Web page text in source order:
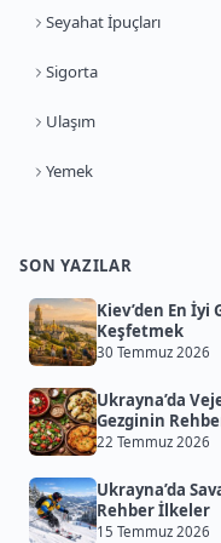
Seyahat İpuçları
Sigorta
Ulaşım
Yemek
SON YAZILAR
Kiev’den En
Keşfetmek
30 Temmuz 2026
Ukrayna’da
Gezginin
22 Temmuz 2026
Ukrayna’da
Rehber İlkeler
15 Temmuz 2026